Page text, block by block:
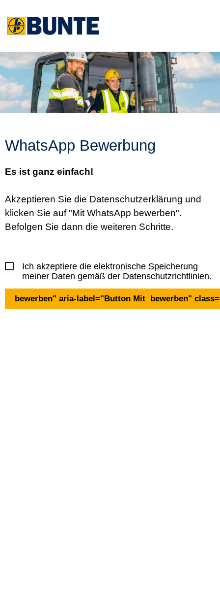
Stellenangebote
Fach- und Führungskräfte
Studierende und Absolventen
WhatsApp Bewerbung
Es ist ganz einfach!
Akzeptieren Sie die Datenschutzerklärung und
klicken Sie auf "Mit WhatsApp bewerben".
Befolgen Sie dann die weiteren Schritte.
Ich akzeptiere die elektronische Speicherung
meiner Daten gemäß der Datenschutzrichtlinien.
bewerben" aria-label="Button Mit bewerben"